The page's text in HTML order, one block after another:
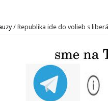
/ Republika ide do volieb s